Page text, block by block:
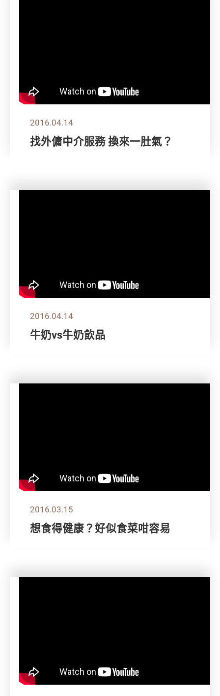
2016.04.14
找外傭中介服務 換來一肚氣？
2016.04.14
牛奶vs牛奶飲品
2016.03.15
想食得健康？好似食菜咁容易